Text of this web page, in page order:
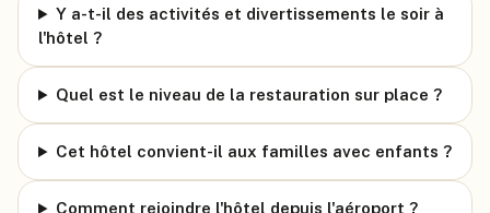
Y a-t-il des activités et divertissements le soir à
l'hôtel ?
Quel est le niveau de la restauration sur place ?
Cet hôtel convient-il aux familles avec enfants ?
Comment rejoindre l'hôtel depuis l'aéroport ?